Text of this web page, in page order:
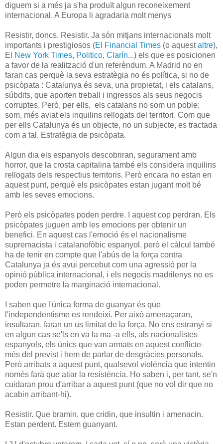
diguem si a més ja s'ha produït algun reconeixement
internacional. A Europa li agradaria molt menys
Resistir, doncs. Resistir. Ja són mitjans internacionals molt
importants i prestigiosos (El Financial Times (o aquestaltre),
El
New York Times, Politico, Clarín...) els que es posicionen
a favor de la realització d'un referèndum. A Madrid no en
faran cas perquè la seva estratègia no és política, si no de
psicòpata : Catalunya és seva, una propietat, i els catalans,
súbdits, que aporten treball i ingressos als seus negocis
corruptes. Però, per ells, els catalans no som un poble;
som, més aviat els inquilins rellogats del territori. Com que
per ells Catalunya és un objecte, no un subjecte, es tractada
com a tal. Estratègia de psicòpata.
Algun dia els espanyols descobriran, segurament amb
horror, que la crosta capitalina també els considera inquilins
rellogats dels respectius territoris. Però encara no estan en
aquest punt, perquè els psicòpates estan jugant molt bé
amb les seves emocions.
Però els psicòpates poden perdre. I aquest cop perdran. Els
psicòpates juguen amb les emocions per obtenir un
benefici. En aquest cas l'emoció és el nacionalisme
supremacista i catalanofòbic espanyol, però el càlcul també
ha de tenir en compte que l'abús de la força contra
Catalunya ja és avui percebut com una agressió per la
opinió pública internacional, i els negocis madrilenys no es
poden permetre la marginació internacional.
I saben que l'única forma de guanyar és que
l'independentisme es rendeixi. Per això amenaçaran,
insultaran, faran un us limitat de la força. No ens estranyi si
en algun cas se'ls en va la ma -a ells, als nacionalistes
espanyols, els únics que van armats en aquest conflicte-
més del previst i hem de parlar de desgràcies personals.
Però arribats a aquest punt, qualsevol violència que intentin
només farà que atiar la resistència. Ho saben i, per tant, se'n
cuidaran prou d'arribar a aquest punt (que no vol dir que no
acabin arribant-hi).
Resistir. Que bramin, que cridin, que insultin i amenacin.
Estan perdent. Estem guanyant.